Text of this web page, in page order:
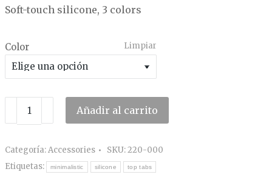
Soft-touch silicone, 3 colors
Color Limpiar
Añadir al carrito
Categoría:Accessories SKU:220-000
Etiquetas:
minimalistic silicone top tabs